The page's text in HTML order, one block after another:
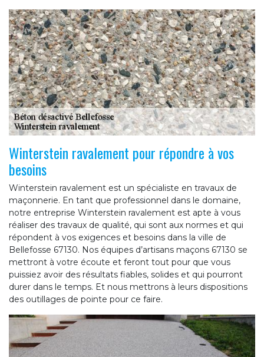
Winterstein ravalement pour répondre à vos
besoins
Winterstein ravalement est un spécialiste en travaux de
maçonnerie. En tant que professionnel dans le domaine,
notre entreprise Winterstein ravalement est apte à vous
réaliser des travaux de qualité, qui sont aux normes et qui
répondent à vos exigences et besoins dans la ville de
Bellefosse 67130. Nos équipes d’artisans maçons 67130 se
mettront à votre écoute et feront tout pour que vous
puissiez avoir des résultats fiables, solides et qui pourront
durer dans le temps. Et nous mettrons à leurs dispositions
des outillages de pointe pour ce faire.